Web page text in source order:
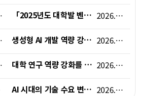
「2025년도 대학발 벤처 기업 실태 조사」 결과(속보) 발표 2026.06.12
생성형 AI 개발 역량 강화 프로젝트 「GENIAC」에서, 신규 연구개발 과제 채택 2026.05.14
대학 연구 역량 강화를 위한 방안(지금까지의 논의 요약) 2026.05.22
AI 시대의 기술 수요 변화와 인력 역량 강화 정책 방향 2026.06.05